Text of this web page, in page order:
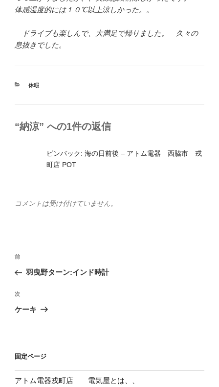
体感温度的には１０℃以上涼しかった。。
ドライブも楽しんで、大満足で帰りました。 久々の
息抜きでした。
カ
休暇
“納涼” への1件の返信
ピンバック: 海の日前後 – アトム電器 西脇市 戎
町店 POT
コメントは受け付けていません。
投
ナ
ビ
ゲ
ン
前
の
稿
前
羽曳野ターン:インド時計
次
の
次
ケーキ
固定ページ
アトム電器戎町店 電気屋とは、、